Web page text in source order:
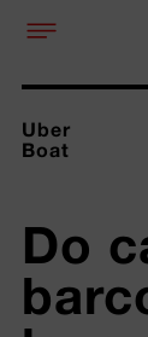
Uber
Boat
Do